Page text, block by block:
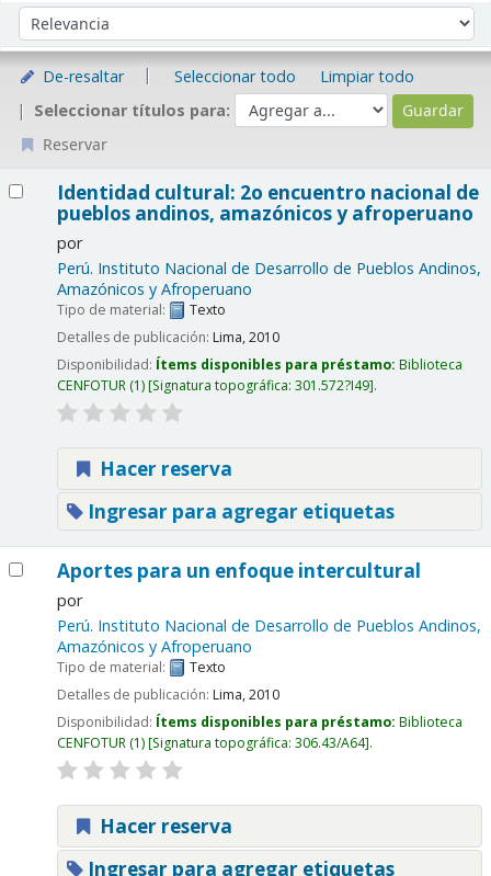
Ordenar por:
De-resaltar Seleccionar todo
Limpiar todo
Seleccionar títulos para:
Reservar
Identidad cultural: 2o encuentro nacional de
pueblos andinos, amazónicos y afroperuano
por
Perú. Instituto Nacional de Desarrollo de Pueblos Andinos,
Amazónicos y Afroperuano
Tipo de material:
Texto
Detalles de publicación: Lima,2010
Disponibilidad: Ítems disponibles para préstamo: Biblioteca
CENFOTUR(1) Signatura topográfica: 301.572?I49 .
Hacer reserva
Ingresar para agregar etiquetas
Aportes para un enfoque intercultural
por
Perú. Instituto Nacional de Desarrollo de Pueblos Andinos,
Amazónicos y Afroperuano
Tipo de material:
Texto
Detalles de publicación: Lima,2010
Disponibilidad: Ítems disponibles para préstamo: Biblioteca
CENFOTUR(1) Signatura topográfica: 306.43/A64 .
Hacer reserva
Ingresar para agregar etiquetas